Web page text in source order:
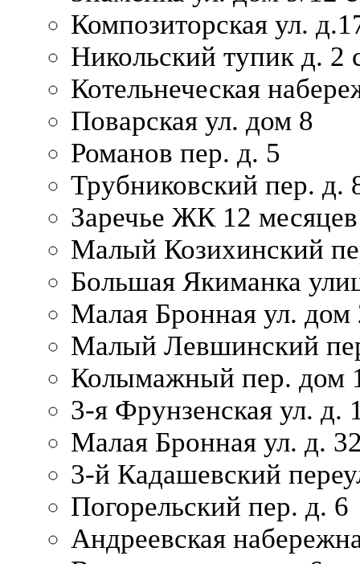
Композиторская ул.
Никольский тупик д. 2
Котельнеческая
Поварская ул. дом 8
Романов пер. д. 5
Трубниковский пер. д.
Заречье ЖК 12 месяцев
Малый Козихинский
Большая Якиманка
Малая Бронная ул. дом
Малый Левшинский
Колымажный пер. дом
3-я Фрунзенская ул. д.
Малая Бронная ул. д.
3-й Кадашевский
Погорельский пер. д. 6
Андреевская